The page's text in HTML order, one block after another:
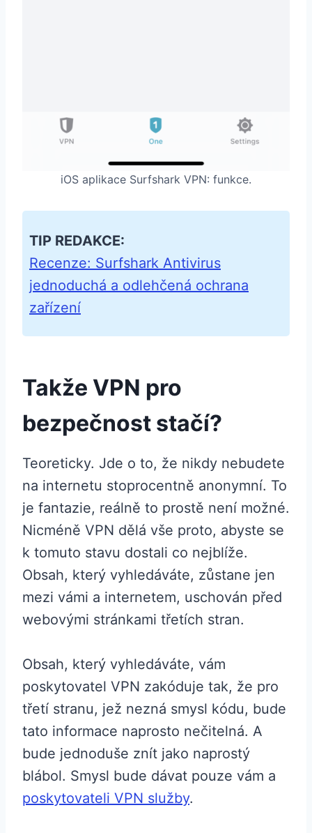
iOS aplikace Surfshark VPN: funkce.
TIP REDAKCE:
Recenze: Surfshark Antivirus
jednoduchá a odlehčená ochrana
zařízení
Takže VPN pro
bezpečnost stačí?
Teoreticky. Jde o to, že nikdy nebudete
na internetu stoprocentně anonymní. To
je fantazie, reálně to prostě není možné.
Nicméně VPN dělá vše proto, abyste se
k tomuto stavu dostali co nejblíže.
Obsah, který vyhledáváte, zůstane jen
mezi vámi a internetem, uschován před
webovými stránkami třetích stran.
Obsah, který vyhledáváte, vám
poskytovatel VPN zakóduje tak, že pro
třetí stranu, jež nezná smysl kódu, bude
tato informace naprosto nečitelná. A
bude jednoduše znít jako naprostý
blábol. Smysl bude dávat pouze vám a
poskytovateli VPN služby.